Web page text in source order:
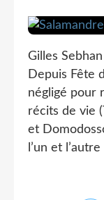
Gilles
Depuis Fête
négligé pour
récits de vie
et
l’un et